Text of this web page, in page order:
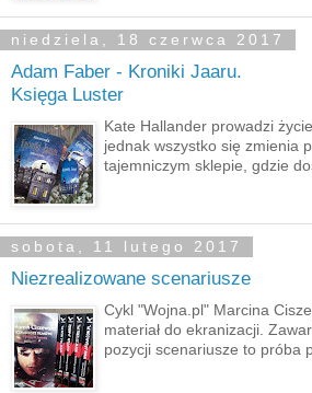
niedziela, 18 czerwca 2017
Adam Faber - Kroniki Jaaru.
Księga Luster
Kate Hallander prowadzi
jednak wszystko się zmienia
tajemniczym sklepie, gdzie
sobota, 11 lutego 2017
Niezrealizowane scenariusze
Cykl "Wojna.pl" Marcina
materiał do ekranizacji.
pozycji scenariusze to próba